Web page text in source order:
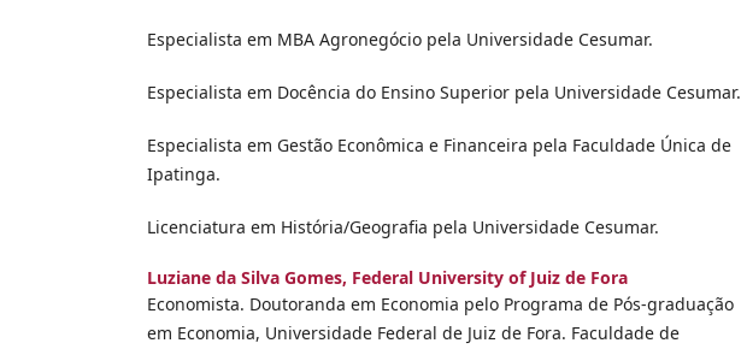
Especialista em MBA Agronegócio pela Universidade Cesumar.
Especialista em Docência do Ensino Superior pela Universidade Cesumar.
Especialista em Gestão Econômica e Financeira pela Faculdade Única de
Ipatinga.
Licenciatura em História/Geografia pela Universidade Cesumar.
Luziane da Silva Gomes, Federal University of Juiz de Fora
Economista. Doutoranda em Economia pelo Programa de Pós-graduação
em Economia, Universidade Federal de Juiz de Fora. Faculdade de